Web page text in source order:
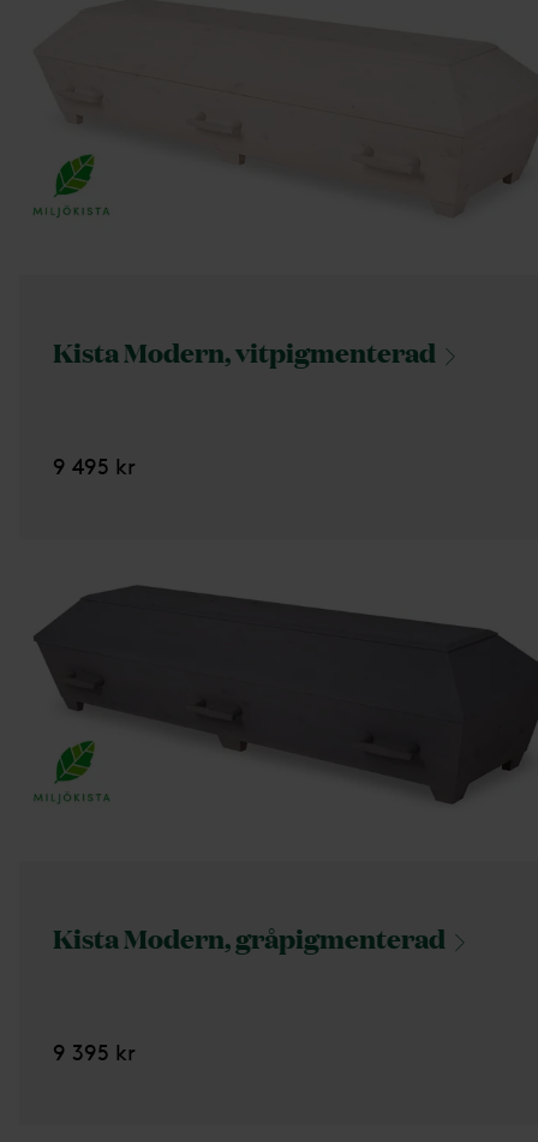
Kista Modern,vitpigmenterad
9 495 kr
Kista Modern,gråpigmenterad
9 395 kr